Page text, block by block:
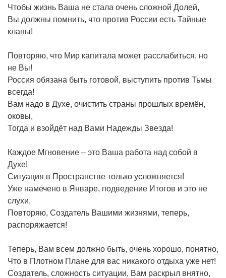
Чтобы жизнь Ваша не стала очень сложной Долей,
Вы должны помнить, что против России есть Тайные
кланы!
Повторяю, что Мир капитала может расслабиться, но
не Вы!
Россия обязана быть готовой, выступить против Тьмы
всегда!
Вам надо в Духе, очистить страны прошлых времён,
оковы,
Тогда и взойдёт над Вами Надежды Звезда!
Каждое Мгновение – это Ваша работа над собой в
Духе!
Ситуация в Пространстве только усложняется!
Уже намечено в Январе, подведение Итогов и это не
слухи,
Повторяю, Создатель Вашими жизнями, теперь,
распоряжается!
Теперь, Вам всем должно быть, очень хорошо, понятно,
Что в Плотном Плане для вас никакого отдыха уже нет!
Создатель, сложность ситуации, Вам раскрыл внятно,